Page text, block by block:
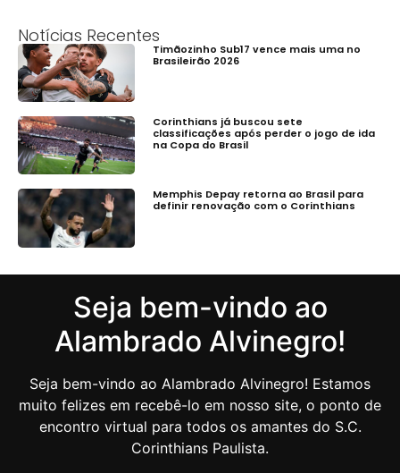
Notícias Recentes
Timãozinho Sub17 vence mais uma no
Brasileirão 2026
Corinthians já buscou sete
classificações após perder o jogo de ida
na Copa do Brasil
Memphis Depay retorna ao Brasil para
definir renovação com o Corinthians
Seja bem-vindo ao
Alambrado Alvinegro!
Seja bem-vindo ao Alambrado Alvinegro! Estamos
muito felizes em recebê-lo em nosso site, o ponto de
encontro virtual para todos os amantes do S.C.
Corinthians Paulista.